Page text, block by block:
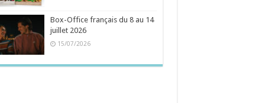
Box-Office français du 8 au 14
juillet 2026
15/07/2026